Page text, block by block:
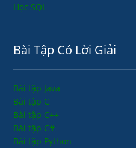
Học SQL
Bài Tập Có Lời Giải
Bài tập Java
Bài tập C
Bài tập C++
Bài tập C#
Bài tập Python